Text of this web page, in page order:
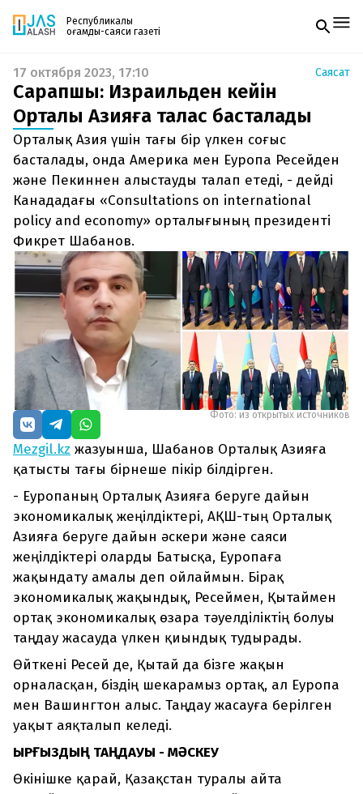
Республикалық
қоғамдық-саяси газеті
Жаңалықтар
Спорт
Live
Руханият
Аймақ
Архив
Заң және тәртіп
Редакциямен байланыс
+7 708 604 51 06
Жарнама бөлімі
+7 701 220 64 52
Пошта
zhasalash100@gmail.com
Газетке жазылу
PDF форматтағы газетті ай сайын электронды
поштаңызға алып отырыңыз. Жаңа нөмір
шыққан сәтте сізге бірден жіберіледі. Тек email
енгізіңіз, біз қалғанын өзіміз жібереміз.
17 октября 2023, 17:10 Саясат
Сарапшы: Израильден кейін
Орталық Азияға талас басталады
Орталық Азия үшін тағы бір үлкен соғыс
басталады, онда Америка мен Еуропа Ресейден
және Пекиннен алыстауды талап етеді, - дейді
Канададағы «Consultations on international
policy and economy» орталығының президенті
Фикрет Шабанов.
Фото: из открытых источников
Mezgil.kz жазуынша, Шабанов Орталық Азияға
қатысты тағы бірнеше пікір білдірген.
- Еуропаның Орталық Азияға беруге дайын
экономикалық жеңілдіктері, АҚШ-тың Орталық
Азияға беруге дайын әскери және саяси
жеңілдіктері оларды Батысқа, Еуропаға
жақындату амалы деп ойлаймын. Бірақ
экономикалық жақындық, Ресеймен, Қытаймен
ортақ экономикалық өзара тәуелділіктің болуы
таңдау жасауда үлкен қиындық тудырады.
Өйткені Ресей де, Қытай да бізге жақын
орналасқан, біздің шекарамыз ортақ, ал Еуропа
мен Вашингтон алыс. Таңдау жасауға берілген
уақыт аяқталып келеді.
ҚЫРҒЫЗДЫҢ ТАҢДАУЫ - МӘСКЕУ
Өкінішке қарай, Қазақстан туралы айта